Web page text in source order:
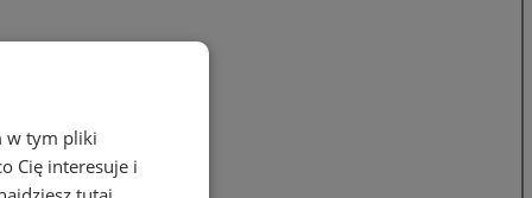
w tym pliki
Cię interesuje i